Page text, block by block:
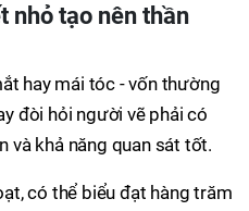
nhỏ tạo nên thần
hay mái tóc - vốn thường
đòi hỏi người vẽ phải có
và khả năng quan sát tốt.
có thể biểu đạt hàng trăm